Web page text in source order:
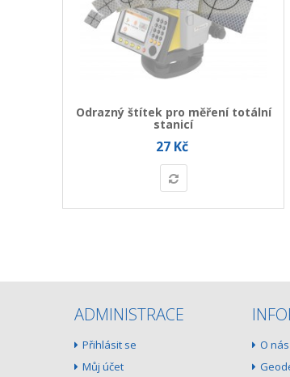
Odrazný štítek pro měření totální
stanicí
27 Kč
ADMINISTRACE
Přihlásit se
Můj účet
O nás